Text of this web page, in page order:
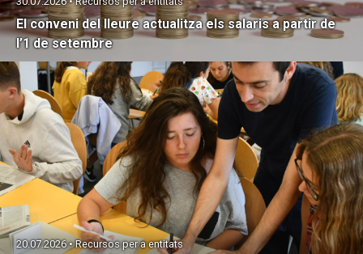
El conveni del lleure actualitza els salaris a partir de
l’1 de setembre
20.07.2026 • Recursos per a entitats